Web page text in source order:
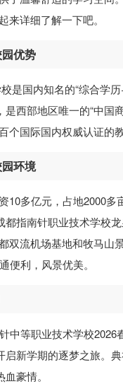
详细了解一下吧。
优势
是国内知名的“综合学
西部地区唯一的“中
国际国内权威认证的
环境
10多亿元，占地2000
指南针职业技术学校
双流机场基地和牧马
便利，风景优美。
中等职业技术学校
启新学期的逐梦之旅。
豪情。